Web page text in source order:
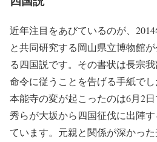
近年注目をあびているのが、
と共同研究する岡山県立博物館
る四国説です。その書状は長宗
命令に従うことを告げる手紙でし
本能寺の変が起こったのは6月2
秀らが大坂から四国征伐に出陣
ています。元親と関係が深かっ